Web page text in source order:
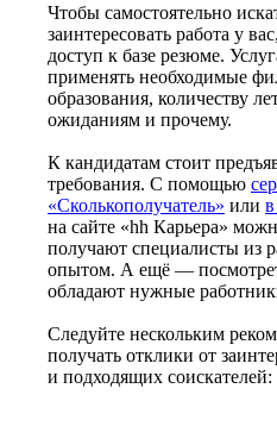
Чтобы самостоятельно
заинтересовать работа у
доступ к базе резюме.
применять необходимые
образования, количеству
ожиданиям и прочему.
К кандидатам стоит
требования. С помощью
«Сколькополучатель» или
на сайте «hh Карьера»
получают специалисты из
опытом. А ещё —
обладают нужные
Следуйте нескольким
получать отклики от
и подходящих соискателей: